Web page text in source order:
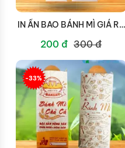
IN ẤN BAO BÁNH MÌ GIÁ RẺ
200 đ 300 đ
-33%